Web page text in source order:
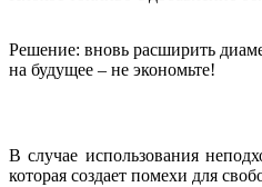
Решение: вновь расширить
на будущее – не экономьте!
В случае использования
которая создает помехи для